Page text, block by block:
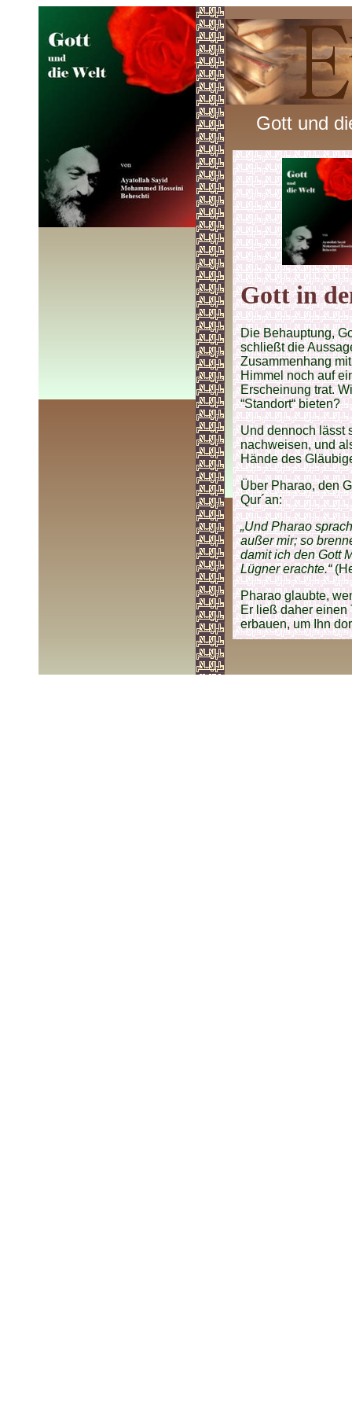
Gott und
Gott in
Die Behauptung,
schließt die
Zusammenhang
Himmel noch auf
Erscheinung trat.
“Standort“ bieten?
Und dennoch lässt
nachweisen, und
Hände des
Über Pharao, den
Qur´an:
„Und Pharao
außer mir; so
damit ich den Gott
Lügner erachte.“
Pharao glaubte,
Er ließ daher einen
erbauen, um Ihn